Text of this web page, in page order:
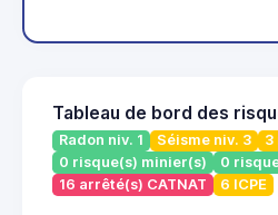
Tableau de bord des
Radon niv. 1 Séisme niv. 3
3
0 risque(s) minier(s)
0
16 arrêté(s) CATNAT
6 ICPE